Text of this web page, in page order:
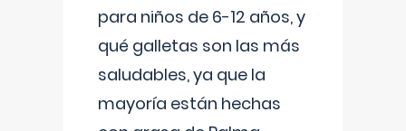
para niños de 6-12 años, y
qué galletas son las más
saludables, ya que la
mayoría están hechas